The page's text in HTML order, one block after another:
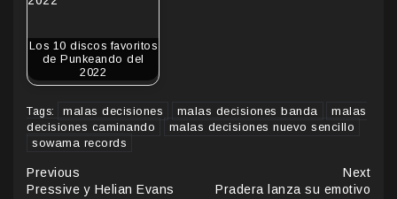
Los 10 discos favoritos
de Punkeando del
2022
Tags: malas decisiones malas decisiones banda
malas
decisiones caminando
malas decisiones nuevo sencillo
sowama records
Continue
Previous
Pressive y Helian Evans
Next
Pradera lanza su emotivo